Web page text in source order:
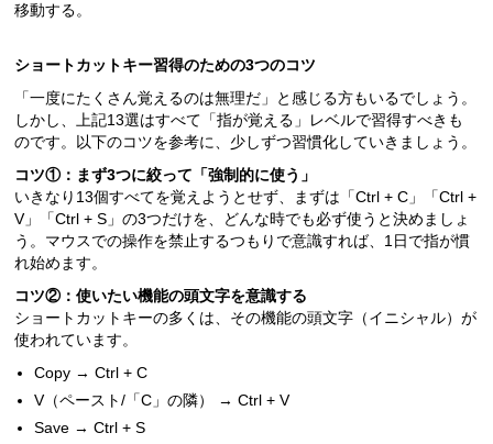
移動する。
ショートカットキー習得のための3つのコツ
「一度にたくさん覚えるのは無理だ」と感じる方もいるでしょう。
しかし、上記13選はすべて「指が覚える」レベルで習得すべきも
のです。以下のコツを参考に、少しずつ習慣化していきましょう。
コツ①：まず3つに絞って「強制的に使う」
いきなり13個すべてを覚えようとせず、まずは「Ctrl + C」「Ctrl +
V」「Ctrl + S」の3つだけを、どんな時でも必ず使うと決めましょ
う。マウスでの操作を禁止するつもりで意識すれば、1日で指が慣
れ始めます。
コツ②：使いたい機能の頭文字を意識する
ショートカットキーの多くは、その機能の頭文字（イニシャル）が
使われています。
Copy → Ctrl + C
V（ペースト/「C」の隣） → Ctrl + V
Save → Ctrl + S